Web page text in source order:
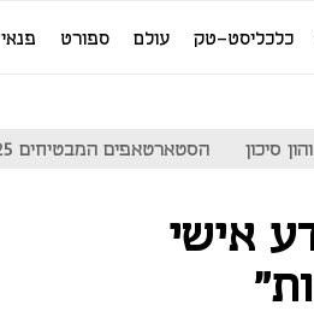
כלכליסט-טק עולם ספורט פנאי
סיכון הסטארטאפים המבטיחים 25
אישי